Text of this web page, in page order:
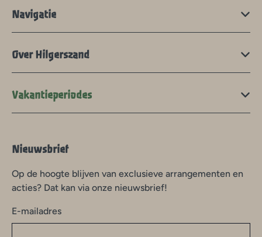
Navigatie
Over Hilgerszand
Vakantieperiodes
Nieuwsbrief
Op de hoogte blijven van exclusieve arrangementen en
acties? Dat kan via onze nieuwsbrief!
E-mailadres